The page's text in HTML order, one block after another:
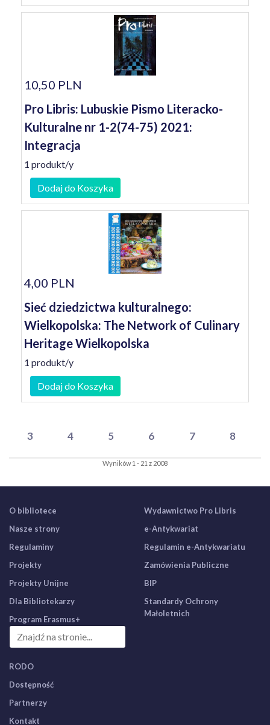
10,50 PLN
Pro Libris: Lubuskie Pismo Literacko-
Kulturalne nr 1-2(74-75) 2021:
Integracja
1 produkt/y
Dodaj do Koszyka
4,00 PLN
Sieć dziedzictwa kulturalnego:
Wielkopolska: The Network of Culinary
Heritage Wielkopolska
1 produkt/y
Dodaj do Koszyka
3 4 5 6 7 8
Wyników 1 - 21 z 2008
O bibliotece
Nasze strony
Regulaminy
Projekty
Projekty Unijne
Dla Bibliotekarzy
Program Erasmus+
Wydawnictwo Pro Libris
e-Antykwariat
Regulamin e-Antykwariatu
Zamówienia Publiczne
BIP
Standardy Ochrony
Małoletnich
RODO
Dostępność
Partnerzy
Kontakt